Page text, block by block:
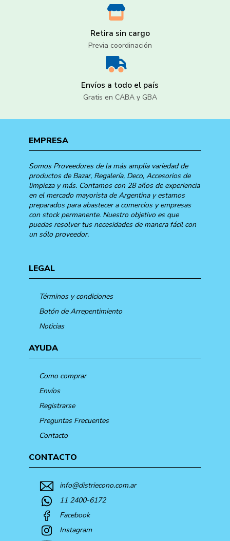
Retira sin cargo
Previa coordinación
Envíos a todo el país
Gratis en CABA y GBA
EMPRESA
Somos Proveedores de la más amplia variedad de
productos de Bazar, Regalería, Deco, Accesorios de
limpieza y más. Contamos con 28 años de experiencia
en el mercado mayorista de Argentina y estamos
preparados para abastecer a comercios y empresas
con stock permanente. Nuestro objetivo es que
puedas resolver tus necesidades de manera fácil con
un sólo proveedor.
LEGAL
Términos y condiciones
Botón de Arrepentimiento
Noticias
AYUDA
Como comprar
Envíos
Registrarse
Preguntas Frecuentes
Contacto
CONTACTO
info@distriecono.com.ar
11 2400-6172
Facebook
Instagram